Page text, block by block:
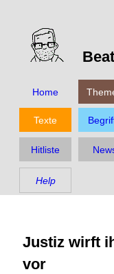
Home
Texte
Hitliste
Help
Justiz wirft
vor